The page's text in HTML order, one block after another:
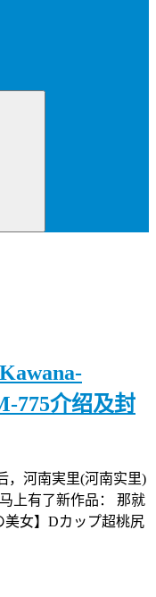
775介绍及封
，河南実里(河南实里)
上有了新作品： 那就
美女】Dカップ超桃尻